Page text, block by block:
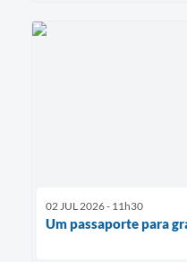
02 JUL 2026 - 11h30
Um passaporte para